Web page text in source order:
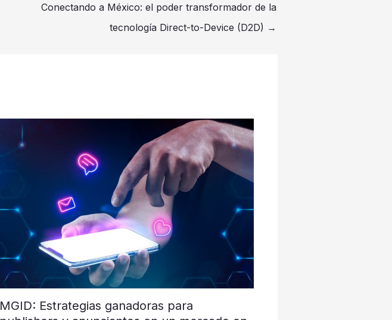
Conectando a México: el poder transformador de la
tecnología Direct-to-Device (D2D) →
MGID: Estrategias ganadoras para